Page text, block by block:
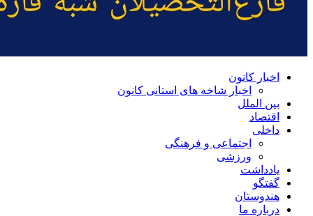
اخبار کانون
اخبار شاخه های استانی کانون
بین الملل
اقتصاد
داخلی
اجتماعی و فرهنگی
ورزشی
یادداشت
گفتگو
هندوستان
درباره ما